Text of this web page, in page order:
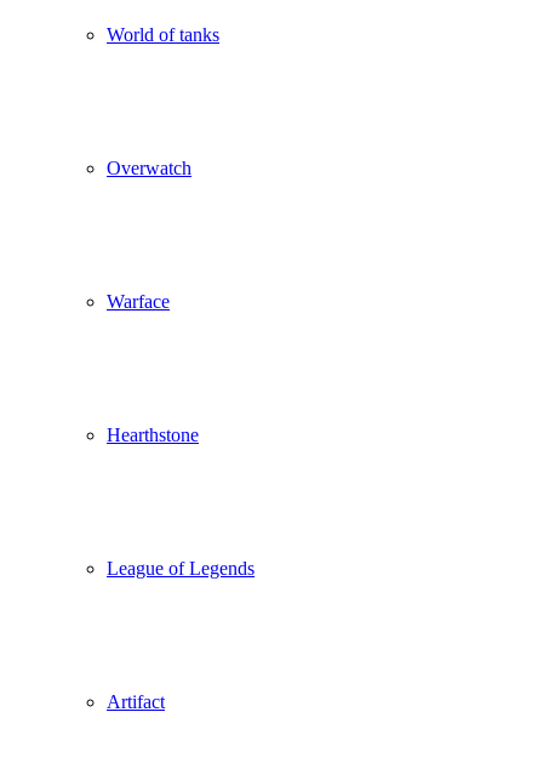
World of tanks
Overwatch
Warface
Hearthstone
League of Legends
Artifact